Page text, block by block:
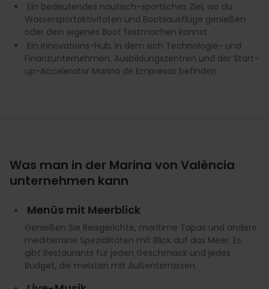
Ein bedeutendes nautisch-sportliches Ziel, wo du
Wassersportaktivitäten und Bootsausflüge genießen
oder dein eigenes Boot festmachen kannst
Ein Innovations-Hub, in dem sich Technologie- und
Finanzunternehmen, Ausbildungszentren und der Start-
up-Accelerator Marina de Empresas befinden
Was man in der Marina von València
unternehmen kann
Menüs mit Meerblick
Genießen Sie Reisgerichte, maritime Tapas und andere
mediterrane Spezialitäten mit Blick auf das Meer. Es
gibt Restaurants für jeden Geschmack und jedes
Budget, die meisten mit Außenterrassen.